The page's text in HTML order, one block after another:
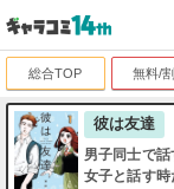
総合TOP 無料/
彼は友達
男子同士で話
女子と話す